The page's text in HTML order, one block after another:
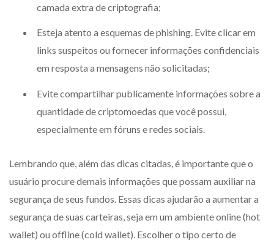
camada extra de criptografia;
Esteja atento a esquemas de phishing. Evite clicar em
links suspeitos ou fornecer informações confidenciais
em resposta a mensagens não solicitadas;
Evite compartilhar publicamente informações sobre a
quantidade de criptomoedas que você possui,
especialmente em fóruns e redes sociais.
Lembrando que, além das dicas citadas, é importante que o
usuário procure demais informações que possam auxiliar na
segurança de seus fundos. Essas dicas ajudarão a aumentar a
segurança de suas carteiras, seja em um ambiente online (hot
wallet) ou offline (cold wallet). Escolher o tipo certo de